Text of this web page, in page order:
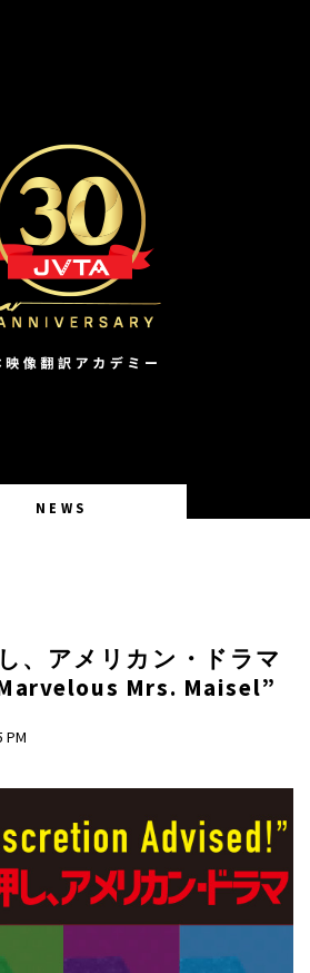
NEWS
、アメリカン・ドラマ
Mrs. Maisel”
PM